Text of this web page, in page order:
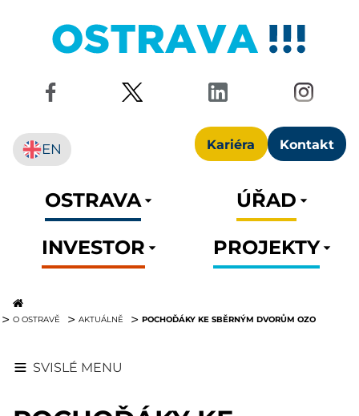
Kariéra Kontakt
EN
OSTRAVA
ÚŘAD
INVESTOR
PROJEKTY
O OSTRAVĚ AKTUÁLNĚ POCHOĎÁKY KE SBĚRNÝM DVORŮM OZO
SVISLÉ MENU